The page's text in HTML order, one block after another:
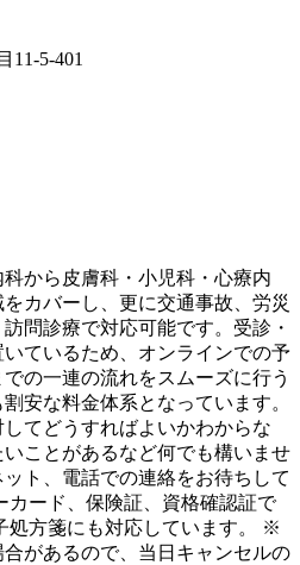
11-5-401
から皮膚科・小児科・心療内
カバーし、更に交通事故、労災
問診療で対応可能です。受診・
ているため、オンラインでの予
の一連の流れをスムーズに行う
安な料金体系となっています。
てどうすればよいかわからな
ことがあるなど何でも構いませ
ト、電話での連絡をお待ちして
ード、保険証、資格確認証で
方箋にも対応しています。 ※
があるので、当日キャンセルの